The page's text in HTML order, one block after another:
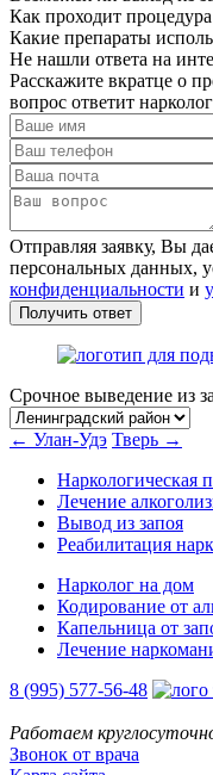
Как проходит
Какие препараты
Не нашли ответа на
Расскажите вкратце о
вопрос ответит
Отправляя заявку, Вы
персональных данных,
конфиденциальности и
Получить ответ
Срочное выведение из
← Улан-Удэ Тверь →
Наркологическая
Лечение
Вывод из запоя
Реабилитация
Нарколог на дом
Кодирование от
Капельница от
Лечение
8 (995) 577-56-48
Работаем
Звонок от врача